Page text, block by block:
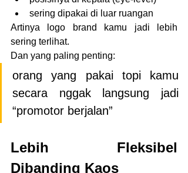
sering dipakai di luar ruangan
Artinya logo brand kamu jadi lebih
sering terlihat.
Dan yang paling penting:
orang yang pakai topi kamu
secara nggak langsung jadi
“promotor berjalan”
Lebih Fleksibel
Dibanding Kaos